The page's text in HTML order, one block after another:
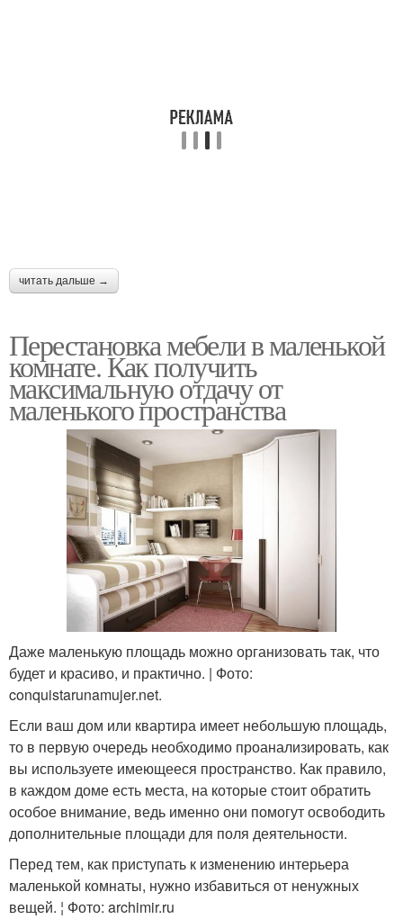
читать дальше →
Перестановка мебели в маленькой
комнате. Как получить
максимальную отдачу от
маленького пространства
Даже маленькую площадь можно организовать так, что
будет и красиво, и практично. | Фото:
conquistarunamujer.net.
Если ваш дом или квартира имеет небольшую площадь,
то в первую очередь необходимо проанализировать, как
вы используете имеющееся пространство. Как правило,
в каждом доме есть места, на которые стоит обратить
особое внимание, ведь именно они помогут освободить
дополнительные площади для поля деятельности.
Перед тем, как приступать к изменению интерьера
маленькой комнаты, нужно избавиться от ненужных
вещей. ¦ Фото: archimir.ru